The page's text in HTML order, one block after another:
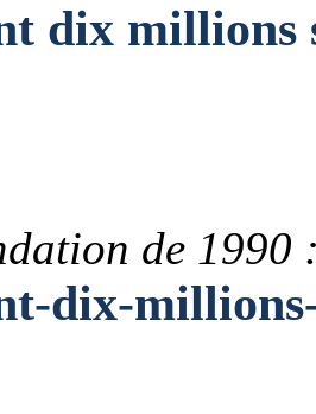
millions
de 1990
millions-